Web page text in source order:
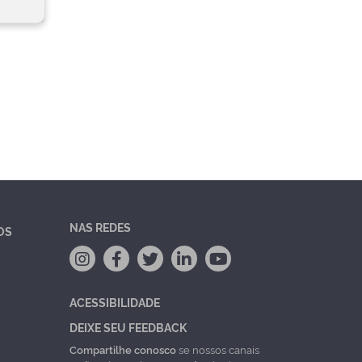
NAS REDES
ACESSIBILIDADE
DEIXE SEU FEEDBACK
Compartilhe conoscose nossos canais